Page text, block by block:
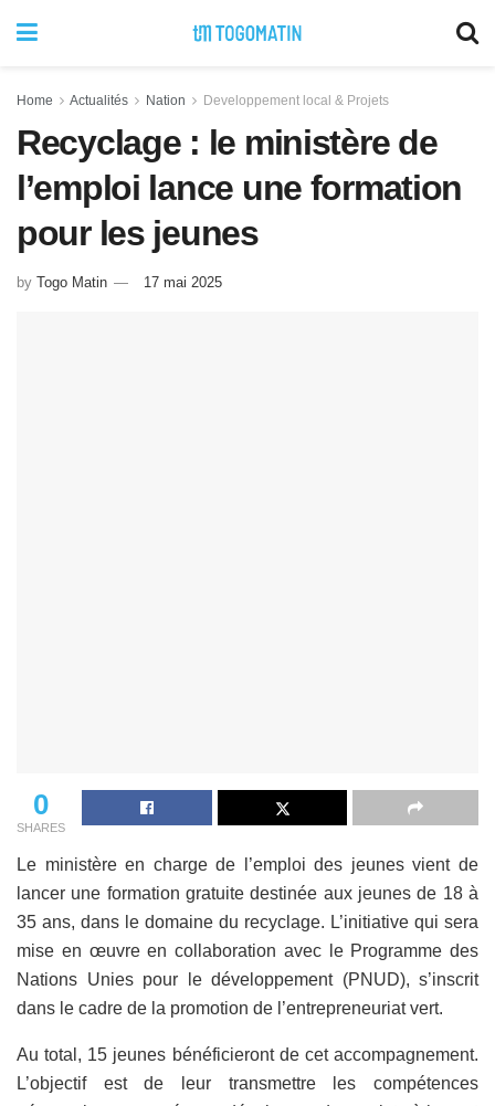
Home Actualités Nation Developpement local & Projets
Recyclage : le ministère de
l’emploi lance une formation
pour les jeunes
by Togo Matin 17 mai 2025
0
SHARES
Le ministère en charge de l’emploi des jeunes vient de
lancer une formation gratuite destinée aux jeunes de 18 à
35 ans, dans le domaine du recyclage. L’initiative qui sera
mise en œuvre en collaboration avec le Programme des
Nations Unies pour le développement (PNUD), s’inscrit
dans le cadre de la promotion de l’entrepreneuriat vert.
Au total, 15 jeunes bénéficieront de cet accompagnement.
L’objectif est de leur transmettre les compétences